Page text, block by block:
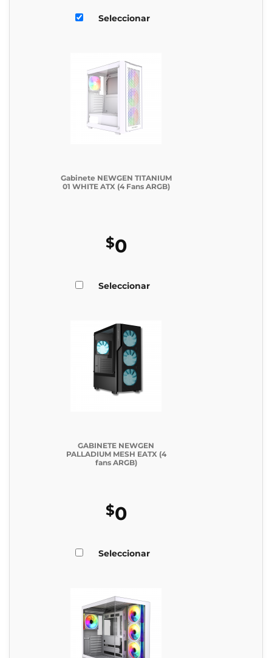
Seleccionar
Gabinete NEWGEN TITANIUM
01 WHITE ATX (4 Fans ARGB)
$0
Seleccionar
GABINETE NEWGEN
PALLADIUM MESH EATX (4
fans ARGB)
$0
Seleccionar